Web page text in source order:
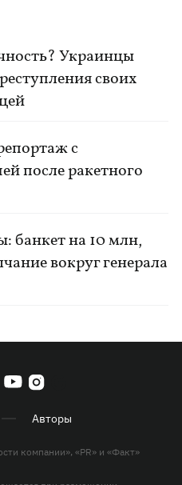
Украинцы
своих
с
после ракетного
банкет на 10 млн,
вокруг генерала
Авторы
компании», «PR» и «Факт»